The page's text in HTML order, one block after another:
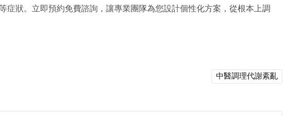
症狀。立即預約免費諮詢，讓專業團隊為您設計個性化方案，從根本上調
中醫調理代謝紊亂